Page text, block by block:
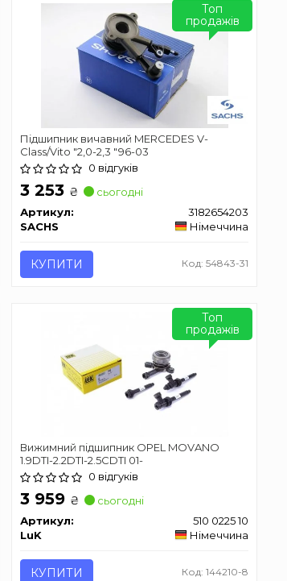
Підшипник вичавний MERCEDES V-
Class/Vito "2,0-2,3 "96-03
0 відгуків
3 253 ₴
сьогодні
Артикул:
3182654203
SACHS
Німеччина
КУПИТИ Код: 54843-31
Топ
продажів
Вижимний підшипник OPEL MOVANO
1.9DTI-2.2DTI-2.5CDTI 01-
0 відгуків
3 959 ₴
сьогодні
Артикул:
510 0225 10
LuK
Німеччина
КУПИТИ Код: 144210-8
Топ
продажів